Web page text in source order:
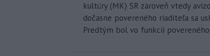
kultúry (MK) SR zároveň vtedy
dočasne povereného riaditeľa sa
Predtým bol vo funkcii